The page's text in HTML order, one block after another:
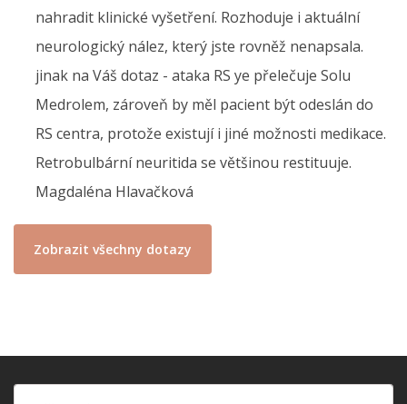
nahradit klinické vyšetření. Rozhoduje i aktuální
neurologický nález, který jste rovněž nenapsala.
jinak na Váš dotaz - ataka RS ye přelečuje Solu
Medrolem, zároveň by měl pacient být odeslán do
RS centra, protože existují i jiné možnosti medikace.
Retrobulbární neuritida se většinou restituuje.
Magdaléna Hlavačková
Zobrazit všechny dotazy